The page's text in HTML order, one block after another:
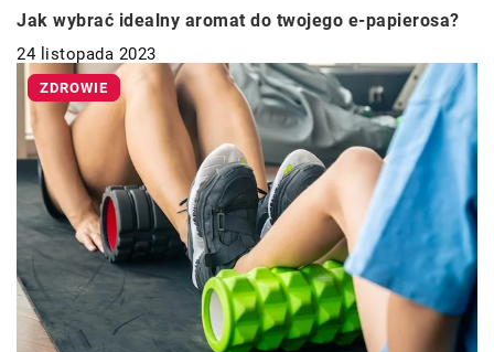
Jak wybrać idealny aromat do twojego e-papierosa?
24 listopada 2023
ZDROWIE